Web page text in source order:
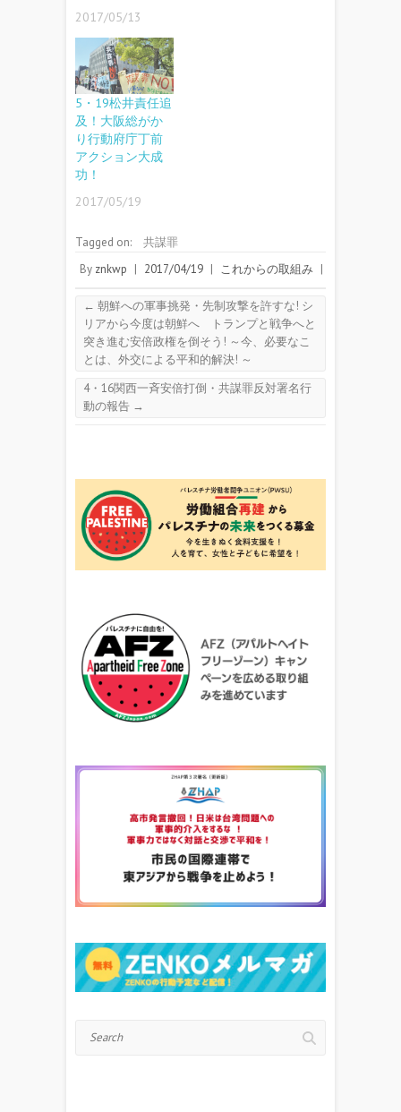
2017/05/13
5・19松井責任追
及！大阪総がか
り行動府庁丁前
アクション大成
功！
2017/05/19
Tagged on:
共謀罪
By znkwp | 2017/04/19 | これからの取組み |
← 朝鮮への軍事挑発・先制攻撃を許すな! シ
リアから今度は朝鮮へ トランプと戦争へと
突き進む安倍政権を倒そう! ～今、必要なこ
とは、外交による平和的解決! ～
4・16関西一斉安倍打倒・共謀罪反対署名行
動の報告 →